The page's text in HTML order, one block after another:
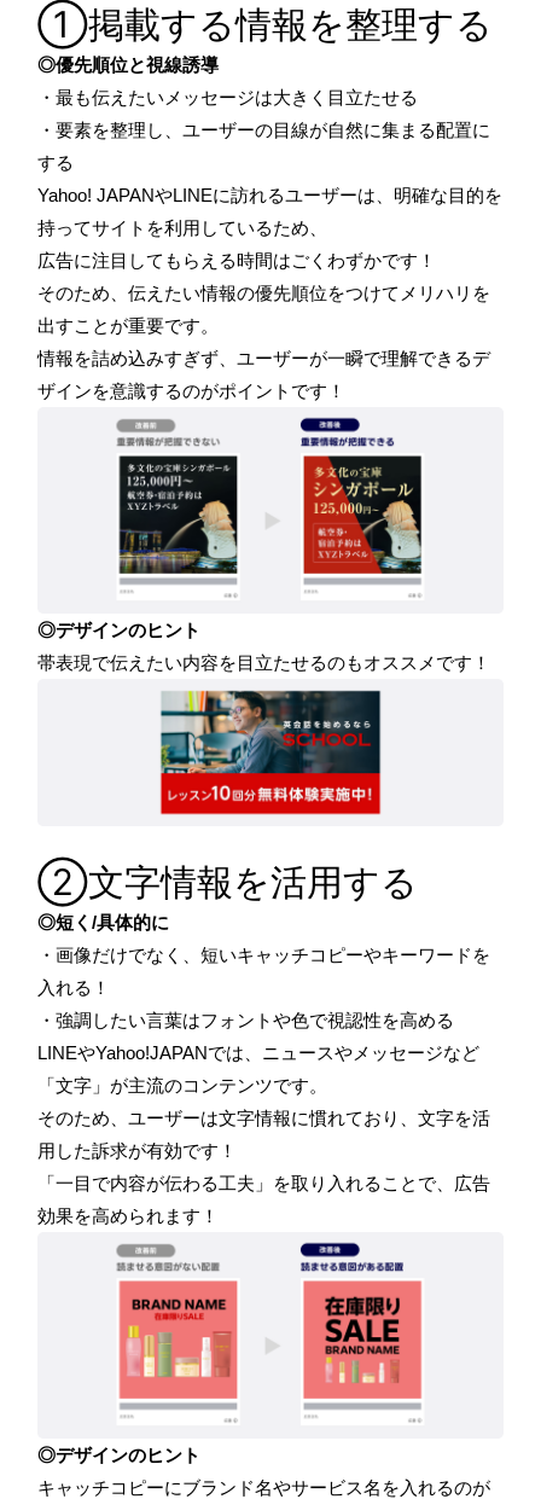
①掲載する情報を整理する
◎優先順位と視線誘導
・最も伝えたいメッセージは大きく目立たせる
・要素を整理し、ユーザーの目線が自然に集まる配置に
する
Yahoo! JAPANやLINEに訪れるユーザーは、明確な目的を
持ってサイトを利用しているため、
広告に注目してもらえる時間はごくわずかです！
そのため、伝えたい情報の優先順位をつけてメリハリを
出すことが重要です。
情報を詰め込みすぎず、ユーザーが一瞬で理解できるデ
ザインを意識するのがポイントです！
◎デザインのヒント
帯表現で伝えたい内容を目立たせるのもオススメです！
②文字情報を活用する
◎短く/具体的に
・画像だけでなく、短いキャッチコピーやキーワードを
入れる！
・強調したい言葉はフォントや色で視認性を高める
LINEやYahoo!JAPANでは、ニュースやメッセージなど
「文字」が主流のコンテンツです。
そのため、ユーザーは文字情報に慣れており、文字を活
用した訴求が有効です！
「一目で内容が伝わる工夫」を取り入れることで、広告
効果を高められます！
◎デザインのヒント
キャッチコピーにブランド名やサービス名を入れるのが